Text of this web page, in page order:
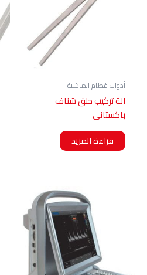
أدوات فطام الماشية
الة تركيب حلق شناف
باكستانى
قراءة المزيد